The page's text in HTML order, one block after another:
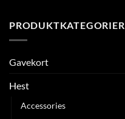
PRODUKTKATEGORIER
Gavekort
Hest
Accessories